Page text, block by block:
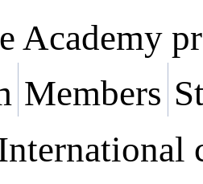
Academy
Members